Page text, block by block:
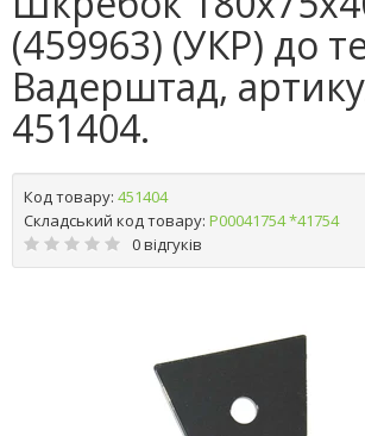
(459963) (УКР) до
Вадерштад,
451404.
Код товару: 451404
Складський код товару: Р00041754 *41754
0 відгуків